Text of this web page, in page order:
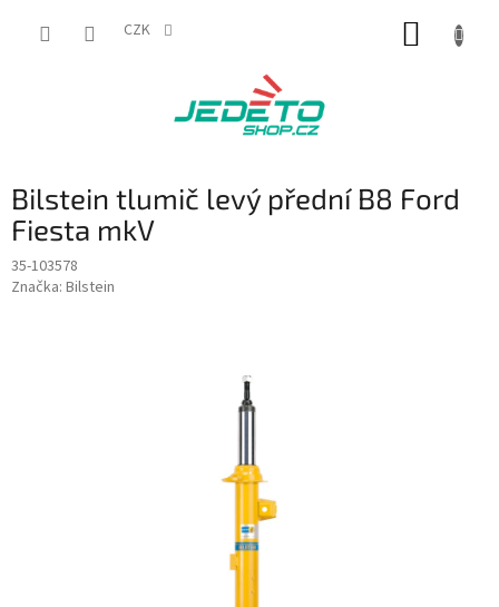
CZK
Bilstein tlumič levý přední B8 Ford
Fiesta mkV
35-103578
Značka: Bilstein